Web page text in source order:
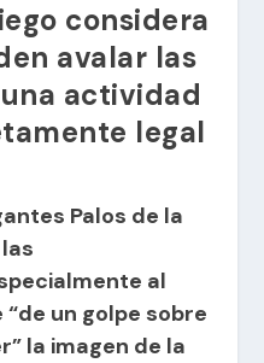
considera
avalar las
actividad
legal
Palos de la
al
un golpe sobre
la imagen de la